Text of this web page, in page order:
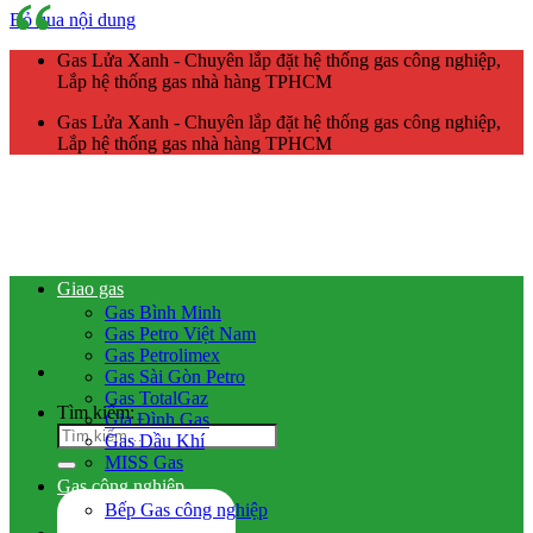
Bỏ qua nội dung
Gas Lửa Xanh - Chuyên lắp đặt hệ thống gas công nghiệp,
Lắp hệ thống gas nhà hàng TPHCM
Gas Lửa Xanh - Chuyên lắp đặt hệ thống gas công nghiệp,
Lắp hệ thống gas nhà hàng TPHCM
Tìm kiếm:
Giao gas
Gas Bình Minh
Gas Petro Việt Nam
Gas Petrolimex
Gas Sài Gòn Petro
Gas TotalGaz
Gia Đình Gas
Gas Dầu Khí
MISS Gas
Gas công nghiệp
Bếp Gas công nghiệp